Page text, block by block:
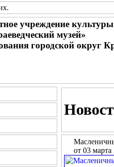
.
учреждение культуры
музей»
городской округ
от 03 марта